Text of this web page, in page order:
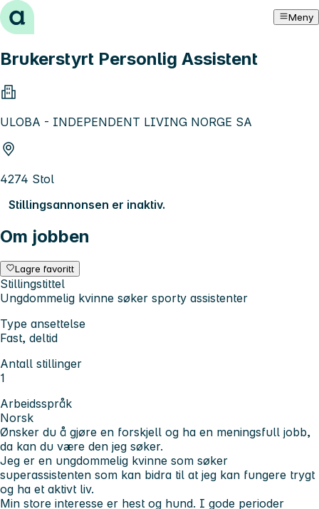
Hopp til innhold Meny
Brukerstyrt Personlig Assistent
ULOBA - INDEPENDENT LIVING NORGE SA
4274 Stol
Stillingsannonsen er inaktiv.
Om jobben
Lagre favoritt
Stillingstittel
Ungdommelig kvinne søker sporty assistenter
Type ansettelse
Fast, deltid
Antall stillinger
1
Arbeidsspråk
Norsk
Ønsker du å gjøre en forskjell og ha en meningsfull jobb,
da kan du være den jeg søker.
Jeg er en ungdommelig kvinne som søker
superassistenten som kan bidra til at jeg kan fungere trygt
og ha et aktivt liv.
Min store interesse er hest og hund. I gode perioder